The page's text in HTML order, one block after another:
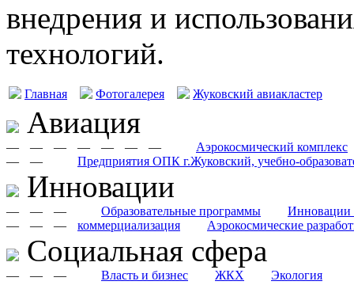
внедрения и
технологий.
Главная Фотогалерея Жуковский авиакластер
Авиация
— Аэрокосмический комплекс
— — — — —
—
Предприятия ОПК г.Жуковский, учебно-
— —
Инновации
— Образовательные программы
— Инновации
—
коммерциализация
— Аэрокосмические
— —
Cоциальная сфера
— Власть и бизнес
— ЖКХ
— Экология